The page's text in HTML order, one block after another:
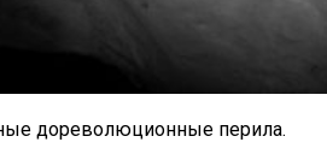
дореволюционные перила.